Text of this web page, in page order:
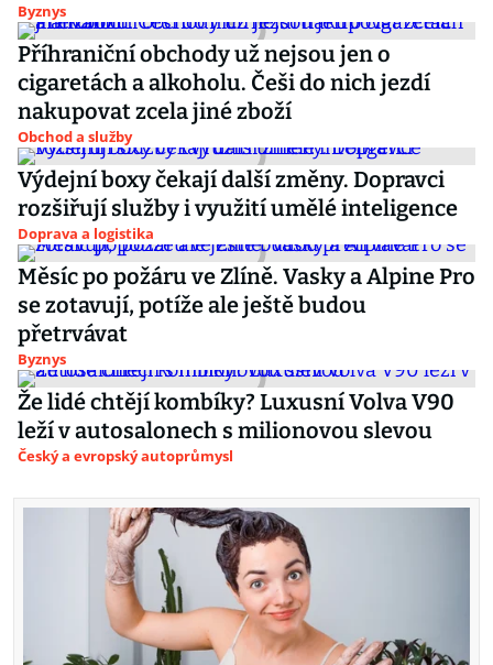
Byznys
Příhraniční obchody už nejsou jen o
cigaretách a alkoholu. Češi do nich jezdí
nakupovat zcela jiné zboží
Obchod a služby
Výdejní boxy čekají další změny. Dopravci
rozšiřují služby i využití umělé inteligence
Doprava a logistika
Měsíc po požáru ve Zlíně. Vasky a Alpine Pro
se zotavují, potíže ale ještě budou
přetrvávat
Byznys
Že lidé chtějí kombíky? Luxusní Volva V90
leží v autosalonech s milionovou slevou
Český a evropský autoprůmysl